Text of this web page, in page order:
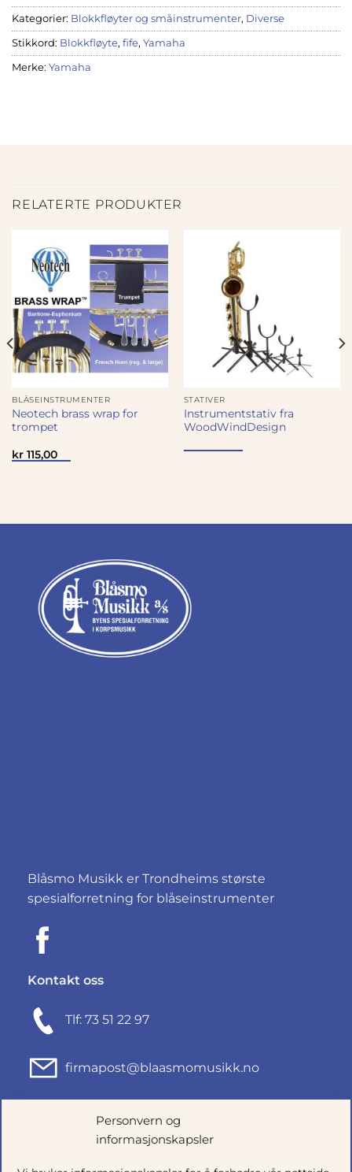
Personvern og
informasjonskapsler
Kategorier: Blokkfløyter og småinstrumenter, Diverse
Stikkord: Blokkfløyte, fife, Yamaha
Merke: Yamaha
RELATERTE PRODUKTER
BLÅSEINSTRUMENTER
Neotech brass wrap for
trompet
kr115,00
STATIVER
Instrumentstativ fra
WoodWindDesign
Blåsmo Musikk er Trondheims største
spesialforretning for blåseinstrumenter
Kontakt oss
Tlf: 73 51 22 97
firmapost@blaasmomusikk.no
Fjordgata 46, 7010 TRONDHEIM